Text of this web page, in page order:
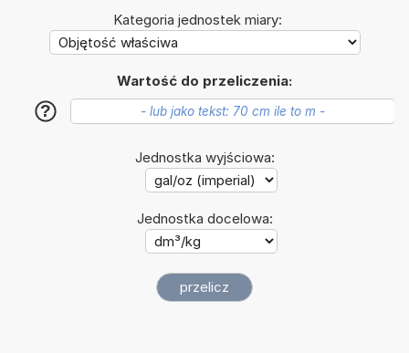
Kategoria jednostek miary:
Wartość do przeliczenia:
?
Jednostka wyjściowa:
Jednostka docelowa: